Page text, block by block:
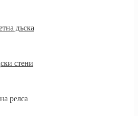
дъска
стени
релса